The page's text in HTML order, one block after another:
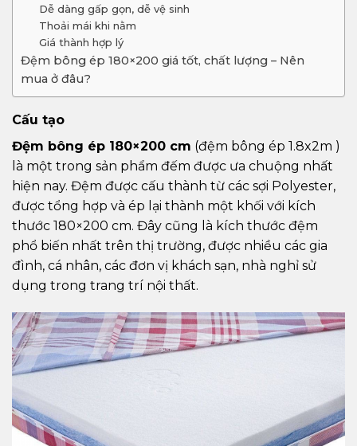
Dễ dàng gấp gọn, dễ vệ sinh
Thoải mái khi nằm
Giá thành hợp lý
Đệm bông ép 180×200 giá tốt, chất lượng – Nên
mua ở đâu?
Cấu tạo
Đệm bông ép 180×200 cm (đệm bông ép 1.8x2m )
là một trong sản phẩm đếm được ưa chuộng nhất
hiện nay. Đệm được cấu thành từ các sợi Polyester,
được tổng hợp và ép lại thành một khối với kích
thước 180×200 cm. Đây cũng là kích thước đệm
phổ biến nhất trên thị trường, được nhiều các gia
đình, cá nhân, các đơn vị khách sạn, nhà nghỉ sử
dụng trong trang trí nội thất.